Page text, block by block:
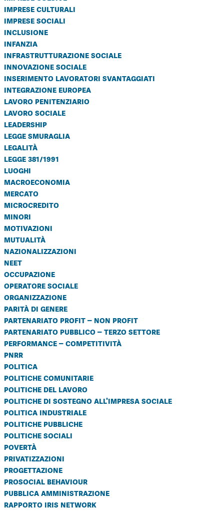
imprese culturali
imprese sociali
inclusione
infanzia
infrastrutturazione sociale
innovazione sociale
inserimento lavoratori svantaggiati
integrazione europea
lavoro penitenziario
lavoro sociale
leadership
legge smuraglia
legalità
legge 381/1991
luoghi
macroeconomia
mercato
microcredito
minori
motivazioni
mutualità
nazionalizzazioni
neet
occupazione
operatore sociale
organizzazione
parità di genere
partenariato profit – non profit
partenariato pubblico – terzo settore
performance – competitività
pnrr
politica
politiche comunitarie
politiche del lavoro
politiche di sostegno all'impresa sociale
politica industriale
politiche pubbliche
politiche sociali
povertà
privatizzazioni
progettazione
prosocial behaviour
pubblica amministrazione
rapporto iris network